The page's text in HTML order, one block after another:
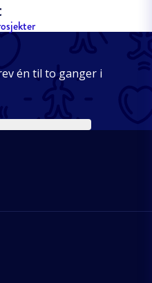
én til to ganger i